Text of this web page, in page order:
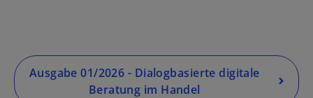
Ausgabe 01/2026 - Dialogbasierte digitale
Beratung im Handel